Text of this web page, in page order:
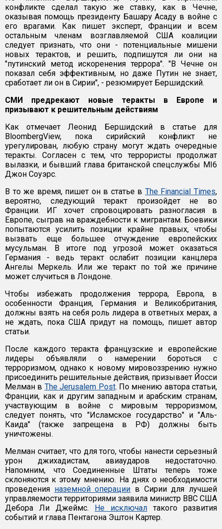
конфликте сделал такую же ставку, как в Чечне,
оказывая помощь президенту Башару Асаду в войне с
его врагами. Как пишет эксперт, Франции и всем
остальным членам возглавляемой США коалиции
следует признать, что они - потенциальные мишени
новых терактов, и решить, подпишутся ли они на
"путинский метод искоренения террора". "В Чечне он
показал себя эффективным, но даже Путин не знает,
сработает ли он в Сирии", - резюмирует Бершидский.
СМИ предрекают новые теракты в Европе и
призывают к решительным действиям
Как отмечает Леонид Бершидский в статье для
BloombergView, пока сирийский конфликт не
урегулирован, любую страну могут ждать очередные
теракты. Согласен с тем, что террористы продолжат
вылазки, и бывший глава британской спецслужбы MI6
Джон Соуэрс.
В то же время, пишет он в статье в The Financial Times,
вероятно, следующий теракт произойдет не во
Франции. ИГ хочет спровоцировать разногласия в
Европе, сыграв на враждебности к мигрантам. Боевики
попытаются усилить позиции крайне правых, чтобы
вызвать еще большее отчуждение европейских
мусульман. В итоге под угрозой может оказаться
Германия - ведь теракт ослабит позиции канцлера
Ангелы Меркель. Или же теракт по той же причине
может случиться в Лондоне.
Чтобы избежать продолжения террора, Европа, в
особенности Франция, Германия и Великобритания,
должны взять на себя роль лидера в ответных мерах, а
не ждать, пока США придут на помощь, пишет автор
статьи.
После каждого теракта французские и европейские
лидеры объявляли о намерении бороться с
терроризмом, однако к новому мировоззрению нужно
присоединить решительные действия, призывает Йосси
Мелман в The Jerusalem Post. По мнению автора статьи,
Франции, как и другим западным и арабским странам,
участвующим в войне с мировым терроризмом,
следует понять, что "Исламское государство" и "Аль-
Каида" (также запрещена в РФ) должны быть
уничтожены.
Мелман считает, что для того, чтобы нанести серьезный
урон джихадистам, авиаударов недостаточно.
Напомним, что Соединенные Штаты теперь тоже
склоняются к этому мнению. На днях о необходимости
проведения наземной операции в Сирии для лучшей
управляемости территориями заявила министр ВВС США
Дебора Ли Джеймс. Не исключал такого развития
событий и глава Пентагона Эштон Картер.